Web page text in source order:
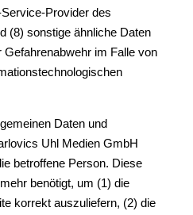
Provider des
(8) sonstige ähnliche Daten
Gefahrenabwehr im Falle von
Daten und
Uhl Medien GmbH
betroffene Person. Diese
benötigt, um (1) die
korrekt auszuliefern, (2) die